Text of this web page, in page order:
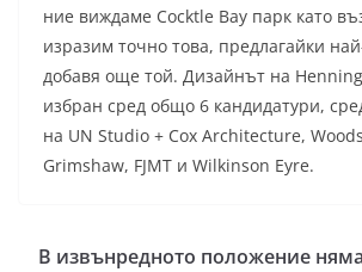
ние виждаме Cocktle Bay парк като
изразим точно това, предлагайки
добавя още той. Дизайнът на
избран сред общо 6 кандидатури,
на UN Studio + Cox Architecture,
Grimshaw, FJMT и Wilkinson Eyre.
В извънредното положение